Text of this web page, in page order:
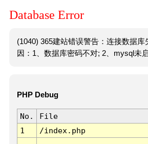
Database Error
(1040) 365建站错误警告：连接数据库
因：1、数据库密码不对; 2、mysql未启
PHP Debug
No. File
1
/index.php